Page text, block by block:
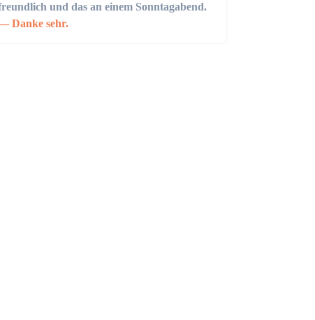
und das an einem Sonntagabend.
Danke sehr.